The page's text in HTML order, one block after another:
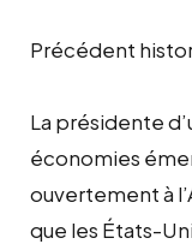
Précédent
La présidente
économies
ouvertement à
que les États-